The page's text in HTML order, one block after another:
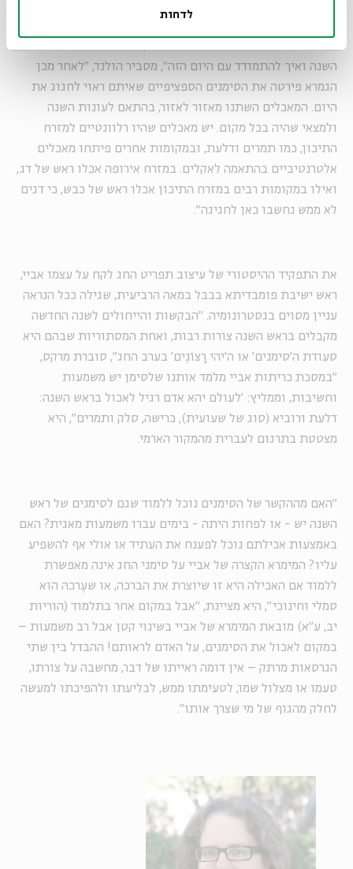
לדחות
השנה ואיך להתמודד עם היום הזה", מסביר הולנד, "לאחר מכן
הגמרא פירטה את הסימנים הספציפיים שאיתם ראוי לחגוג את
היום. המאכלים השתנו מאזור לאזור, בהתאם לעונות השנה
ולמצאי שהיה בכל מקום. יש מאכלים שהיו רלוונטיים למזרח
התיכון, כמו תמרים ודלעת, ובמקומות אחרים פיתחו מאכלים
אלטרנטיביים בהתאמה לאקלים. במזרח אירופה אכלו ראש של דג,
ואילו במקומות רבים במזרח התיכון אכלו ראש של כבש, כי דגים
לא ממש נחשבו כאן לחגיגה".
את התפקיד ההיסטורי של עיצוב תפריט החג לקח על עצמו אביי,
ראש ישיבת פומבדיתא בבבל במאה הרביעית, שגילה ככל הנראה
עניין מסוים בגסטרונומיה. "הבקשות והייחולים לשנה החדשה
מקבלים בראש השנה צורות רבות, ואחת המסתוריות שבהם היא
סעודת ה'סימנים' או ה'יהי רָצוֹנִים' בערב החג", סוברת מרקס,
"במסכת כריתות אביי מלמד אותנו שלסימן יש משמעות
וחשיבות, וממליץ: 'לעולם יהא אדם רגיל לאכול בראש השנה:
דלעת ורוביא (סוג של שעועית), כרישה, סלק ותמרים", היא
מצטטת בתרגום לעברית מהמקור הארמי.
"האם מההקשר של הסימנים נוכל ללמוד שגם לסימנים של ראש
השנה יש - או לפחות היתה - בימים עברו משמעות מאגית? האם
באמצעות אכילתם נוכל לפענח את העתיד או אולי אף להשפיע
עליו? המימרא הקצרה של אביי על סימני החג אינה מאפשרת
ללמוד אם האכילה היא זו שיוצרת את הברכה, או שעֶרכהּ הוא
סמלי וחינוכי", היא מציינת, "אבל במקום אחר בתלמוד (הוריות
יב, ע"א) מובאת המימרא של אביי בשינוי קטן אבל רב משמעות –
במקום לאכול את הסימנים, על האדם לראותם! ההבדל בין שתי
הגרסאות מרתק – אין דומה ראייתו של דבר, מחשבה על צורתו,
טעמו או מצלול שמו, לטעימתו ממש, לבליעתו ולהפיכתו למעשה
לחלק מהגוף של מי שצרך אותו".